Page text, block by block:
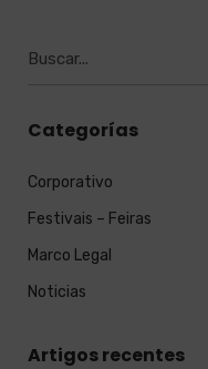
Categorías
Corporativo
Festivais – Feiras
Marco Legal
Noticias
Artigos recentes